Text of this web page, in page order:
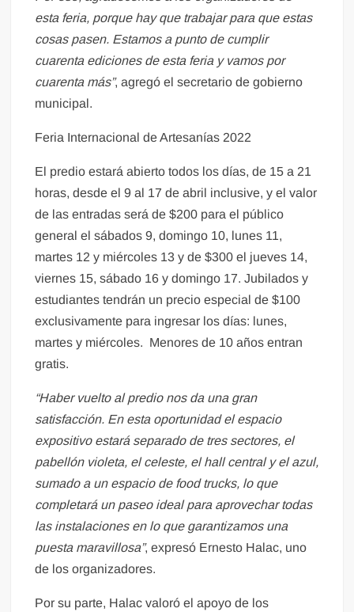
esta feria, porque hay que trabajar para que estas
cosas pasen. Estamos a punto de cumplir
cuarenta ediciones de esta feria y vamos por
cuarenta más”, agregó el secretario de gobierno
municipal.
Feria Internacional de Artesanías 2022
El predio estará abierto todos los días, de 15 a 21
horas, desde el 9 al 17 de abril inclusive, y el valor
de las entradas será de $200 para el público
general el sábados 9, domingo 10, lunes 11,
martes 12 y miércoles 13 y de $300 el jueves 14,
viernes 15, sábado 16 y domingo 17. Jubilados y
estudiantes tendrán un precio especial de $100
exclusivamente para ingresar los días: lunes,
martes y miércoles. Menores de 10 años entran
gratis.
“Haber vuelto al predio nos da una gran
satisfacción. En esta oportunidad el espacio
expositivo estará separado de tres sectores, el
pabellón violeta, el celeste, el hall central y el azul,
sumado a un espacio de food trucks, lo que
completará un paseo ideal para aprovechar todas
las instalaciones en lo que garantizamos una
puesta maravillosa”, expresó Ernesto Halac, uno
de los organizadores.
Por su parte, Halac valoró el apoyo de los